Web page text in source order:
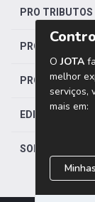
PRO TRIBUTOS
PRO
PRO SAÚDE
EDITORIAS
SOBRE O JOTA